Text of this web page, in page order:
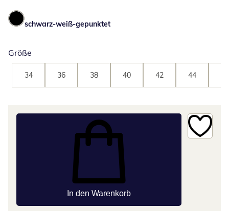
schwarz-weiß-gepunktet
Größe
34 36 38 40 42 44
In den Warenkorb